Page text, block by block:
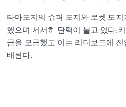
타마도지의 슈퍼 도지와 로켓 도
했으며 서서히 탄력이 붙고 있다.
금을 모금했고 이는 리더보드에
배된다.